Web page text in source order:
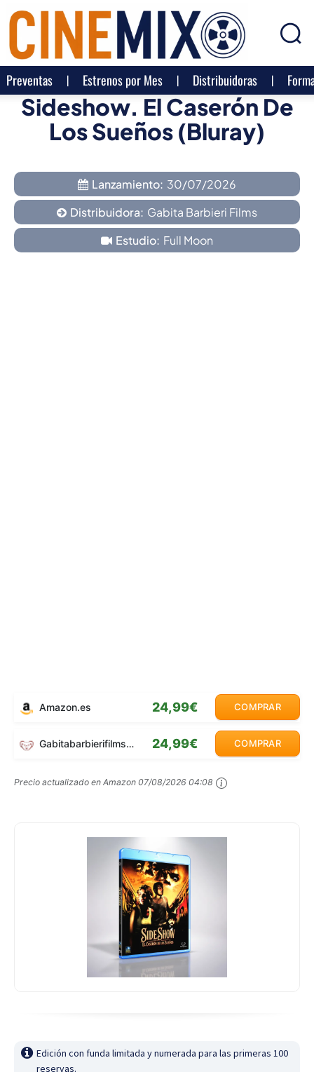
Preventas Estrenos por Mes Distribuidoras
Sideshow. El Caserón De
Los Sueños (Bluray)
Lanzamiento: 30/07/2026
Distribuidora: Gabita Barbieri Films
Estudio: Full Moon
Amazon.es 24,99€ COMPRAR
Gabitabarbierifilms.com 24,99€ COMPRAR
Precio actualizado en Amazon 07/08/2026 04:08
Edición con funda limitada y numerada para las primeras 100
reservas.